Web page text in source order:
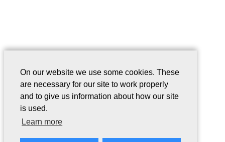
On our website we use some cookies. These
are necessary for our site to work properly
and to give us information about how our site
is used.
Learn more